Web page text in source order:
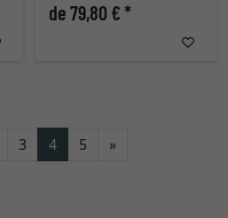
de 79,80 € *
3 4 5 »Continuer